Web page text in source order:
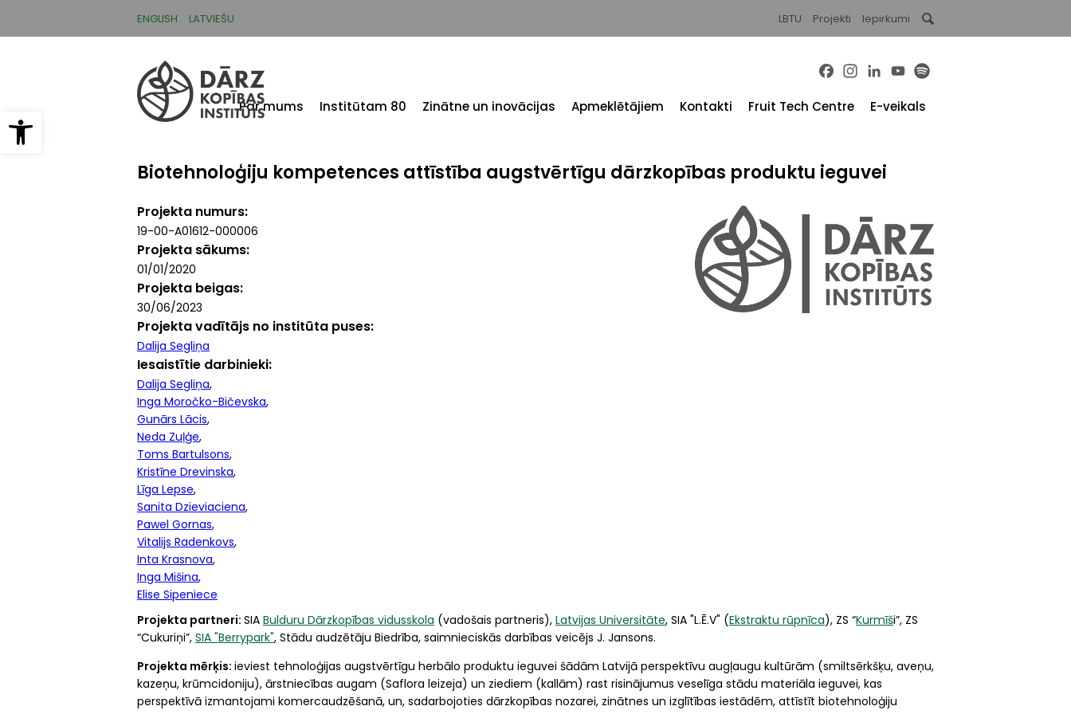
Open toolbar
ENGLISH LATVIEŠU LBTU Projekti Iepirkumi
Facebook
Instagram
LinkedInYouTube
Par mums Institūtam 80 Zinātne un inovācijas Apmeklētājiem Kontakti Fruit Tech Centre E-veikals
Biotehnoloģiju kompetences attīstība augstvērtīgu dārzkopības produktu ieguvei
Projekta numurs
19-00-A01612-000006
Projekta sākums
01/01/2020
Projekta beigas
30/06/2023
Projekta vadītājs no institūta puses
Dalija Segliņa
Iesaistītie darbinieki
Dalija Segliņa
Inga Moročko-Bičevska
Gunārs Lācis
Neda Zuļģe
Toms Bartulsons
Kristīne Drevinska
Līga Lepse
Sanita Dzieviaciena
Pawel Gornas
Vitalijs Radenkovs
Inta Krasnova
Inga Mišina
Elise Sipeniece
Projekta partneri: SIA Bulduru Dārzkopības vidusskola (vadošais partneris), Latvijas Universitāte, SIA "L.Ē.V" (Ekstraktu rūpnīca), ZS “Kurmīši”, ZS
“Cukuriņi”, SIA "Berrypark", Stādu audzētāju Biedrība, saimnieciskās darbības veicējs J. Jansons.
Projekta mērķis: ieviest tehnoloģijas augstvērtīgu herbālo produktu ieguvei šādām Latvijā perspektīvu augļaugu kultūrām (smiltsērkšķu, aveņu,
kazeņu, krūmcidoniju), ārstniecības augam (Saflora leizeja) un ziediem (kallām) rast risinājumus veselīga stādu materiāla ieguvei, kas
perspektīvā izmantojami komercaudzēšanā, un, sadarbojoties dārzkopības nozarei, zinātnes un izglītības iestādēm, attīstīt biotehnoloģiju